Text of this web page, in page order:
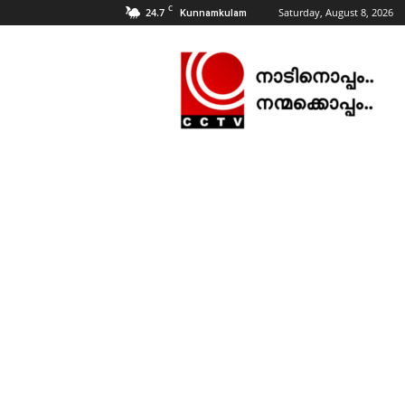
24.7 C Kunnamkulam Saturday, August 8, 2026
NEWS
|
KUNNAMKULAM